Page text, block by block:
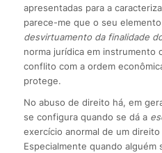
apresentadas para a
parece-me que o seu
desvirtuamento da finalidade
norma jurídica em instrumento
conflito com a ordem
protege.
No abuso de direito há, em
se configura quando se dá a
exercício anormal de um
Especialmente quando alguém